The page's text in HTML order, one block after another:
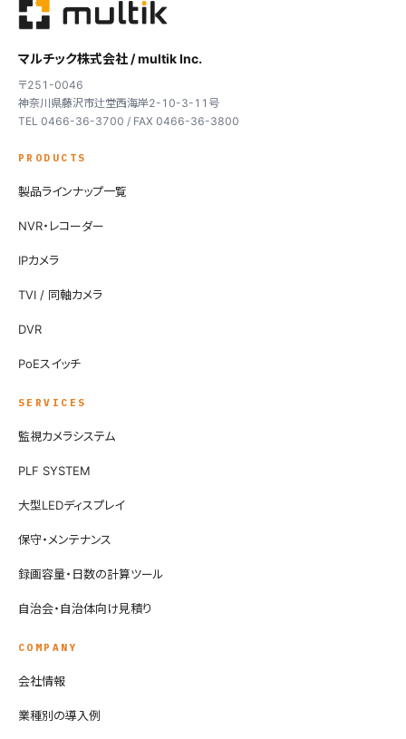
マルチック株式会社 / multik Inc.
〒251-0046
神奈川県藤沢市辻堂西海岸2-10-3-11号
TEL 0466-36-3700 / FAX 0466-36-3800
PRODUCTS
製品ラインナップ一覧
NVR・レコーダー
IPカメラ
TVI / 同軸カメラ
DVR
PoEスイッチ
SERVICES
監視カメラシステム
PLF SYSTEM
大型LEDディスプレイ
保守・メンテナンス
録画容量・日数の計算ツール
自治会・自治体向け見積り
COMPANY
会社情報
業種別の導入例